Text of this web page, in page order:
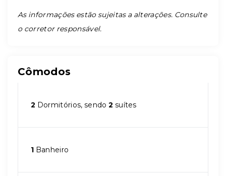
As informações estão sujeitas a alterações. Consulte
o corretor responsável.
Cômodos
2 Dormitórios, sendo2 suítes
1 Banheiro